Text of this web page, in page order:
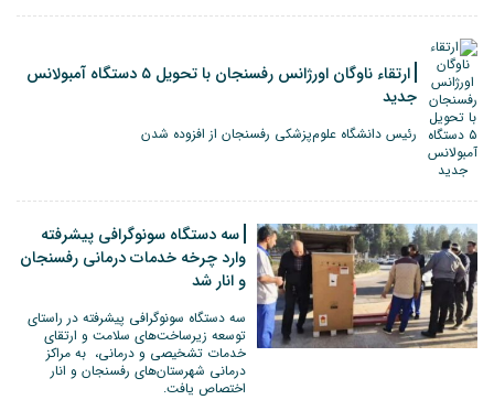
ارتقاء ناوگان اورژانس رفسنجان با تحویل ۵ دستگاه آمبولانس
جدید
رئیس دانشگاه علوم‌پزشکی رفسنجان از افزوده شدن
سه دستگاه سونوگرافی پیشرفته
وارد چرخه خدمات درمانی رفسنجان
و انار شد
سه دستگاه سونوگرافی پیشرفته در راستای
توسعه زیرساخت‌های سلامت و ارتقای
خدمات تشخیصی و درمانی، به مراکز
درمانی شهرستان‌های رفسنجان و انار
اختصاص یافت.